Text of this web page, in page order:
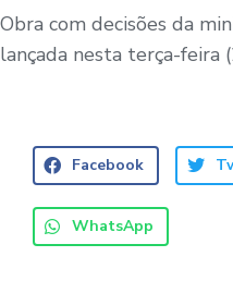
Obra com decisões da
lançada nesta terça-feira
Facebook
WhatsApp